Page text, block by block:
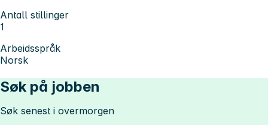
Antall stillinger
1
Arbeidsspråk
Norsk
Søk på jobben
Søk senest i overmorgen